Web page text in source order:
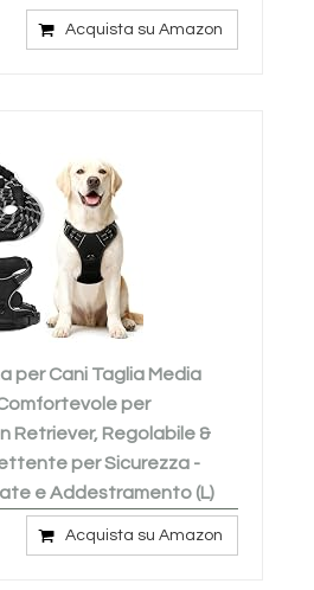
Acquista su Amazon
per Cani Taglia Media
per
Retriever, Regolabile &
per Sicurezza -
e Addestramento (L)
Acquista su Amazon